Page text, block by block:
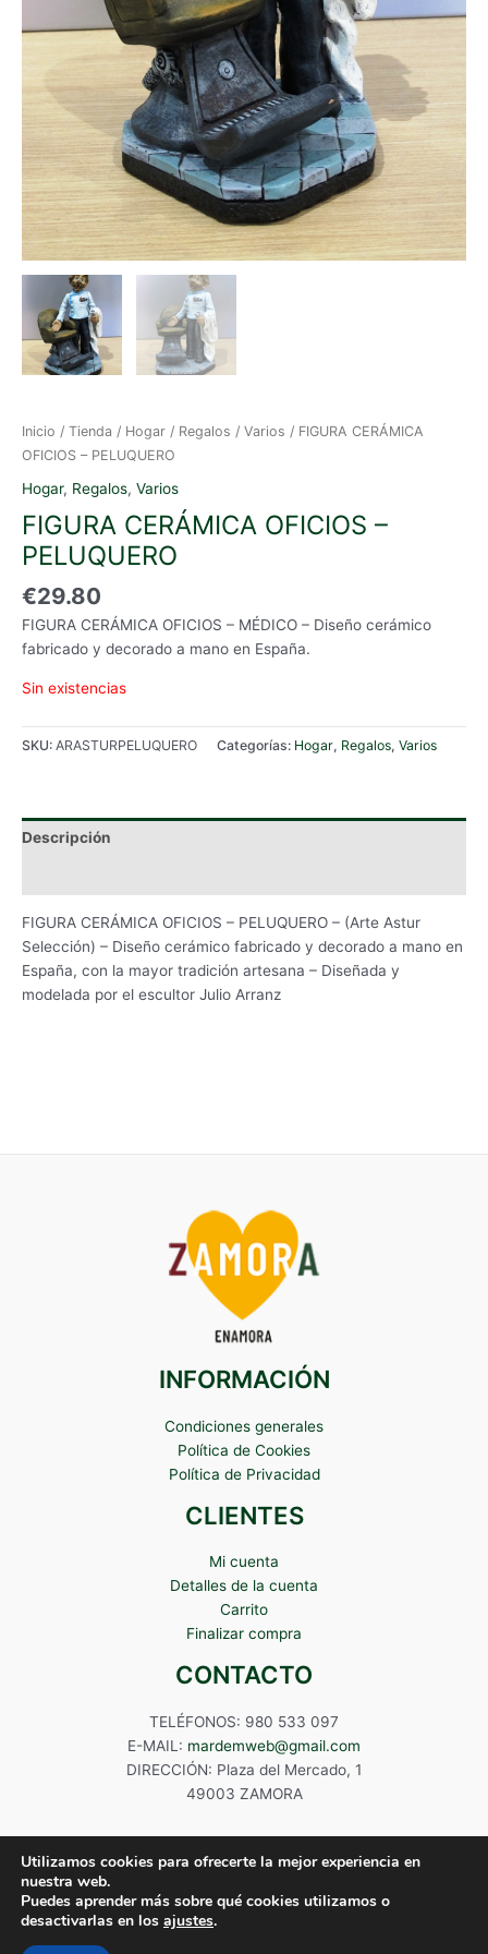
Inicio / Tienda / Hogar / Regalos / Varios / FIGURA CERÁMICA
OFICIOS – PELUQUERO
Hogar, Regalos, Varios
FIGURA CERÁMICA OFICIOS –
PELUQUERO
€29.80
FIGURA CERÁMICA OFICIOS – MÉDICO – Diseño cerámico
fabricado y decorado a mano en España.
Sin existencias
SKU: ARASTURPELUQUERO Categorías: Hogar, Regalos, Varios
Descripción
FIGURA CERÁMICA OFICIOS – PELUQUERO – (Arte Astur
Selección) – Diseño cerámico fabricado y decorado a mano en
España, con la mayor tradición artesana – Diseñada y
modelada por el escultor Julio Arranz
INFORMACIÓN
Condiciones generales
Política de Cookies
Política de Privacidad
CLIENTES
Mi cuenta
Detalles de la cuenta
Carrito
Finalizar compra
CONTACTO
TELÉFONOS: 980 533 097
E-MAIL: mardemweb@gmail.com
DIRECCIÓN: Plaza del Mercado, 1
49003 ZAMORA
Copyright © 2024 Mardem
Utilizamos cookies para ofrecerte la mejor experiencia en
nuestra web.
Puedes aprender más sobre qué cookies utilizamos o
desactivarlas en los ajustes.